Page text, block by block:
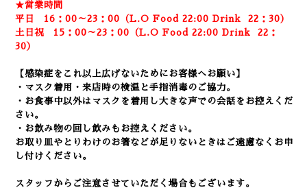
★営業時間
平日 16：00～23：00（L.O Food 22:00 Drink 22：30）
土日祝 15：00～23：00（L.O Food 22:00 Drink
22：
30）
【感染症をこれ以上広げないためにお客様へお願い】
・マスク着用・来店時の検温と手指消毒のご協力。
・お食事中以外はマスクを着用し大きな声での会話をお控えくだ
さい。
・お飲み物の回し飲みもお控えください。
お取り皿やとりわけのお箸などが足りないときはご遠慮なくお申
し付けください。
スタッフからご注意させていただく場合もございます。